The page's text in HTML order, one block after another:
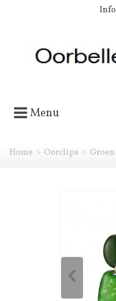
Info
Menu
Home > Oorclips > Groen